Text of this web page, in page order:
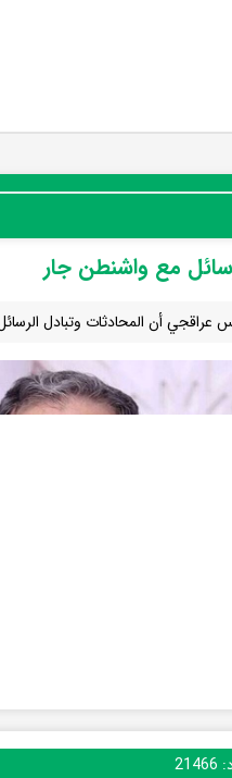
مع واشنطن جار
عراقجي أن المحادثات وتبادل
21466